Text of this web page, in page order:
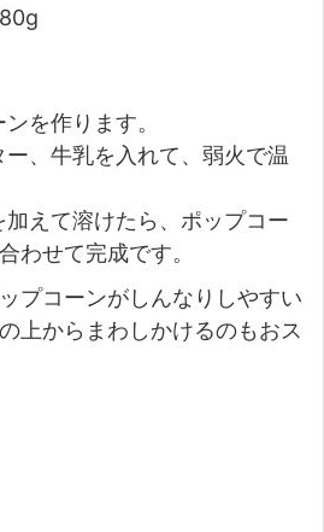
を作ります。
、牛乳を入れて、弱火で温
えて溶けたら、ポップコー
わせて完成です。
プコーンがしんなりしやすい
上からまわしかけるのもおス